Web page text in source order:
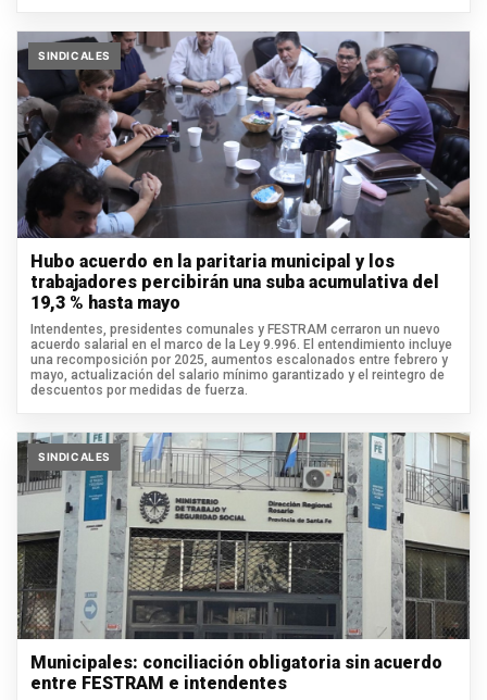
SINDICALES
Hubo acuerdo en la paritaria municipal y los
trabajadores percibirán una suba acumulativa del
19,3 % hasta mayo
Intendentes, presidentes comunales y FESTRAM cerraron un nuevo
acuerdo salarial en el marco de la Ley 9.996. El entendimiento incluye
una recomposición por 2025, aumentos escalonados entre febrero y
mayo, actualización del salario mínimo garantizado y el reintegro de
descuentos por medidas de fuerza.
SINDICALES
Municipales: conciliación obligatoria sin acuerdo
entre FESTRAM e intendentes